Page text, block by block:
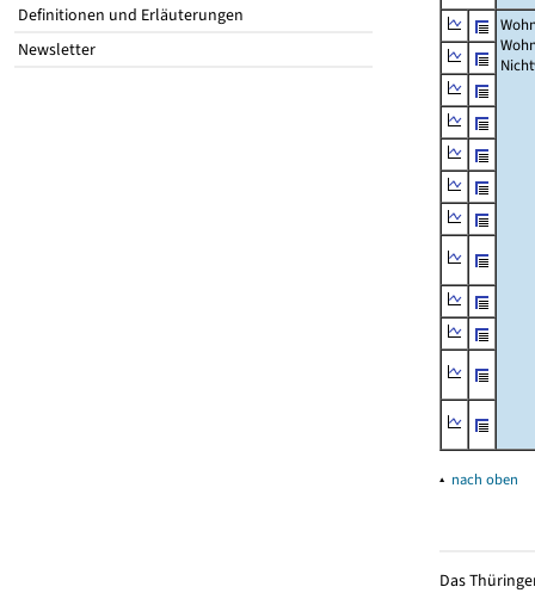
Definitionen und Erläuterungen
Newsletter
▴ nach oben
Das